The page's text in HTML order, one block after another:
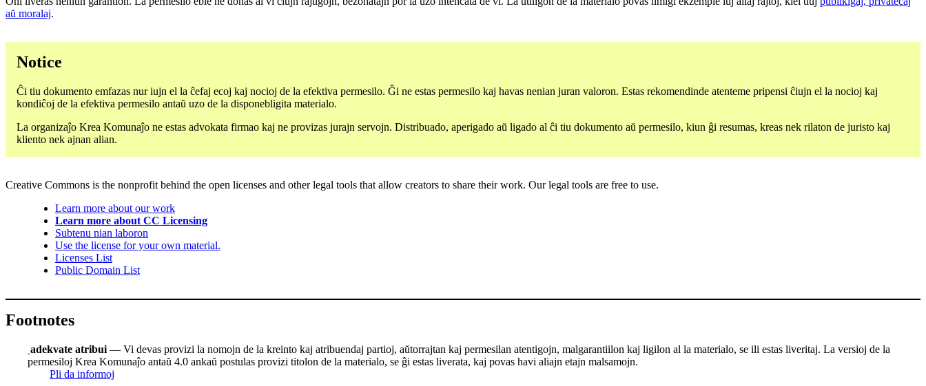
aŭ moralaj.
Notice
Ĉi tiu dokumento emfazas nur iujn el la ĉefaj ecoj kaj nocioj de la efektiva permesilo. Ĝi ne estas permesilo kaj havas nenian juran valoron. Estas rekomendinde atenteme pripensi ĉiujn el la nocioj kaj
kondiĉoj de la efektiva permesilo antaŭ uzo de la disponebligita materialo.
La organizaĵo Krea Komunaĵo ne estas advokata firmao kaj ne provizas jurajn servojn. Distribuado, aperigado aŭ ligado al ĉi tiu dokumento aŭ permesilo, kiun ĝi resumas, kreas nek rilaton de juristo kaj
kliento nek ajnan alian.
Creative Commons is the nonprofit behind the open licenses and other legal tools that allow creators to share their work. Our legal tools are free to use.
Learn more about our work
Learn more about CC Licensing
Subtenu nian laboron
Use the license for your own material.
Licenses List
Public Domain List
Footnotes
adekvate atribui — Vi devas provizi la nomojn de la kreinto kaj atribuendaj partioj, aŭtorrajtan kaj permesilan atentigojn, malgarantiilon kaj ligilon al la materialo, se ili estas liveritaj. La versioj de la
permesiloj Krea Komunaĵo antaŭ 4.0 ankaŭ postulas provizi titolon de la materialo, se ĝi estas liverata, kaj povas havi aliajn etajn malsamojn.
Pli da informoj